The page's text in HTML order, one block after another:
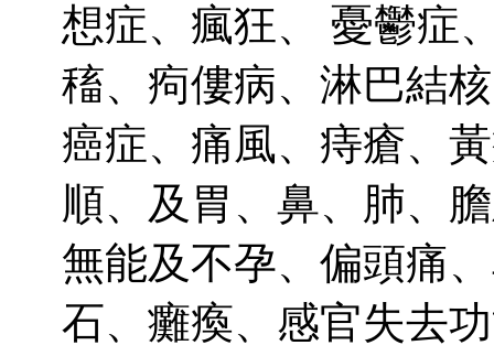
想症、瘋狂、
憂鬱症
稸、痀僂病、淋巴結
癌症、痛風、痔瘡、
順、及胃、鼻、肺、
無能及不孕、偏頭痛
石、癱瘓、感官失去